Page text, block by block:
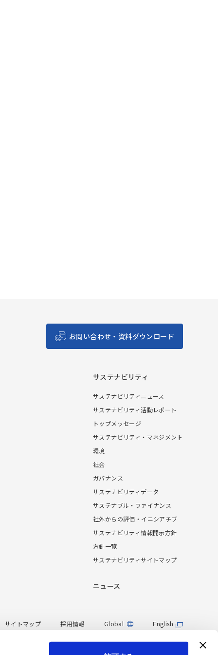
お問い合わせ・資料ダウンロード
サステナビリティ
サステナビリティニュース
サステナビリティ活動レポート
トップメッセージ
サステナビリティ・マネジメント
環境
社会
ガバナンス
サステナビリティデータ
サステナブル・ファイナンス
社外からの評価・イニシアチブ
サステナビリティ情報開示方針
方針一覧
サステナビリティサイトマップ
ニュース
サイトマップ 採用情報 Global English